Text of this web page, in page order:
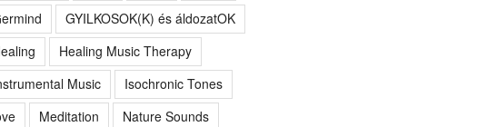
GYILKOSOK(K) és áldozatOK
Healing Music Therapy
Music
Isochronic Tones
Meditation
Nature Sounds